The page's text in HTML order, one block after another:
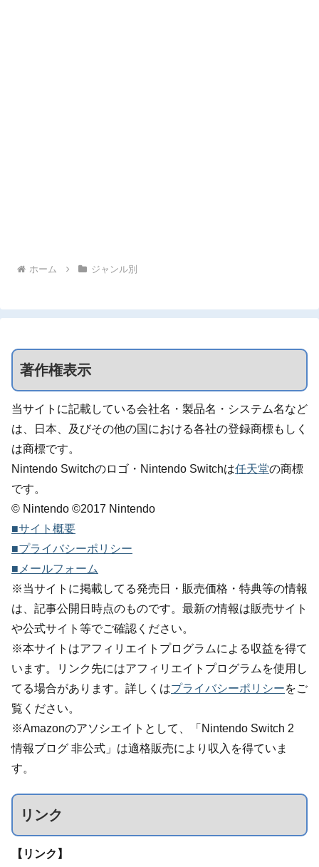
ホーム ジャンル別
著作権表示
当サイトに記載している会社名・製品名・システム名など
は、日本、及びその他の国における各社の登録商標もしく
は商標です。
Nintendo Switchのロゴ・Nintendo Switchは任天堂の商標
です。
© Nintendo ©2017 Nintendo
■サイト概要
■プライバシーポリシー
■メールフォーム
※当サイトに掲載してる発売日・販売価格・特典等の情報
は、記事公開日時点のものです。最新の情報は販売サイト
や公式サイト等でご確認ください。
※本サイトはアフィリエイトプログラムによる収益を得て
います。リンク先にはアフィリエイトプログラムを使用し
てる場合があります。詳しくはプライバシーポリシーをご
覧ください。
※Amazonのアソシエイトとして、「Nintendo Switch 2
情報ブログ 非公式」は適格販売により収入を得ていま
す。
リンク
【リンク】